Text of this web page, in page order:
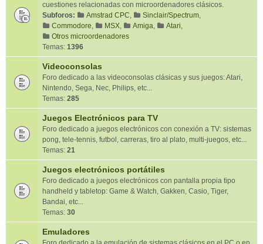
cuestiones relacionadas con microordenadores clásicos.
Subforos:
Amstrad CPC, Sinclair/Spectrum,
Commodore, MSX, Amiga, Atari,
Otros microordenadores
Temas: 1396
Videoconsolas
Foro dedicado a las videoconsolas clásicas y sus juegos: Atari,
Nintendo, Sega, Nec, Philips, etc...
Temas: 285
Juegos Electrónicos para TV
Foro dedicado a juegos electrónicos con conexión a TV: sistemas
pong, tele-tennis, futbol, carreras, tiro al plato, multi-juegos, etc...
Temas: 21
Juegos electrónicos portátiles
Foro dedicado a juegos electrónicos con pantalla propia tipo
handheld y tabletop: Game & Watch, Gakken, Casio, Tiger,
Bandai, etc...
Temas: 30
Emuladores